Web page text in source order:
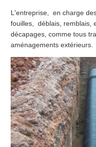
L'entreprise, en charge
fouilles, déblais, remblais,
décapages, comme tous
aménagements extérieurs.